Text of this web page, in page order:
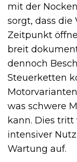
mit der
sorgt, dass
Zeitpunkt
breit
dennoch
Steuerketten
was schwere
kann. Dies
intensiver
Wartung auf.